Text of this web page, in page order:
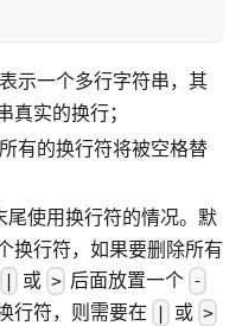
示一个多行字符串，其
实的换行；
有的换行符将被空格替
使用换行符的情况。默
换行符，如果要删除所有
| 或 >后面放置一个 -
行符，则需要在 | 或 >